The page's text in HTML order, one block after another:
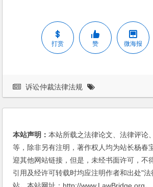
打赏 赞 微海报
诉讼仲裁法律法规
本站声明：本站所载之法律论文、法律评论
等，除非另有注明，著作权人均为站长杨春
迎其他网站链接，但是，未经书面许可，不
引用及经许可转载时均应注明作者和出处"
站。本站网址：http://www.LawBridge.org。